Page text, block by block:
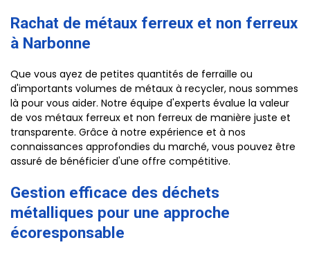
Rachat de métaux ferreux et non ferreux
à Narbonne
Que vous ayez de petites quantités de ferraille ou
d'importants volumes de métaux à recycler, nous sommes
là pour vous aider. Notre équipe d'experts évalue la valeur
de vos métaux ferreux et non ferreux de manière juste et
transparente. Grâce à notre expérience et à nos
connaissances approfondies du marché, vous pouvez être
assuré de bénéficier d'une offre compétitive.
Gestion efficace des déchets
métalliques pour une approche
écoresponsable